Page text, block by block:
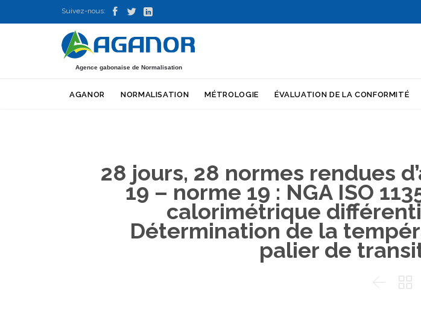
Suivez-nous:   
Agence gabonaise de Normalisation
to
AGANOR NORMALISATION MÉTROLOGIE ÉVALUATION DE LA CONFORMITÉ
28 jours, 28 normes rendues
19 – norme 19 : NGA ISO
calorimétrique
Détermination de la
palier de
 